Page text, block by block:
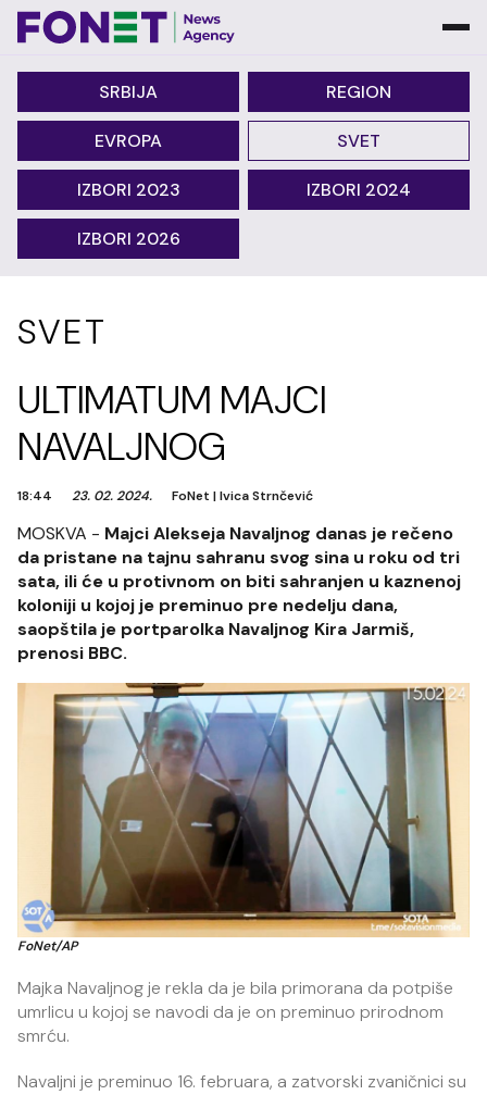
SRBIJA REGION
EVROPA SVET
IZBORI 2023 IZBORI 2024
IZBORI 2026
SVET
ULTIMATUM MAJCI
NAVALJNOG
18:44 23. 02. 2024. FoNet |Ivica Strnčević
MOSKVA - Majci Alekseja Navaljnog danas je rečeno
da pristane na tajnu sahranu svog sina u roku od tri
sata, ili će u protivnom on biti sahranjen u kaznenoj
koloniji u kojoj je preminuo pre nedelju dana,
saopštila je portparolka Navaljnog Kira Jarmiš,
prenosi BBC.
FoNet/AP
Majka Navaljnog je rekla da je bila primorana da potpiše
umrlicu u kojoj se navodi da je on preminuo prirodnom
smrću.
Navaljni je preminuo 16. februara, a zatvorski zvaničnici su